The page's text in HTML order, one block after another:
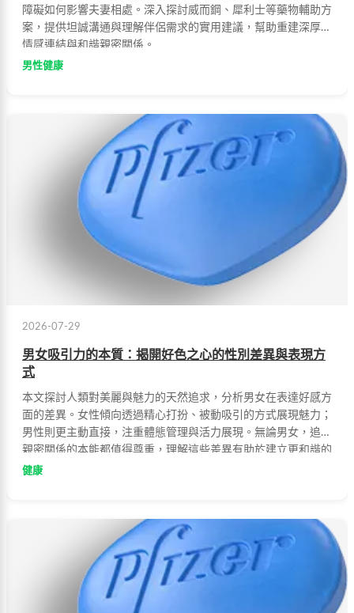
障礙如何影響夫妻相處。深入探討威而鋼、犀利士等藥物輔助方
案，提供坦誠溝通與理解伴侶需求的實用建議，幫助重建深厚的
情感連結與和諧親密關係。
男性健康
2026-07-29
男女吸引力的本質：揭開好色之心的性別差異與表現方
式
本文探討人類對美麗與魅力的天然追求，分析男女在表達好感方
面的差異。女性傾向透過精心打扮、被動吸引的方式展現魅力；
男性則更主動直接，注重體態管理與活力展現。無論男女，追求
親密關係的本能都值得尊重，理解這些差異有助於建立更和諧的
兩性互動。
健康